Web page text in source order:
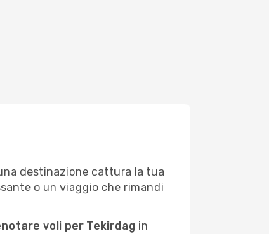
destinazione cattura la tua
o un viaggio che rimandi
voli per Tekirdag in